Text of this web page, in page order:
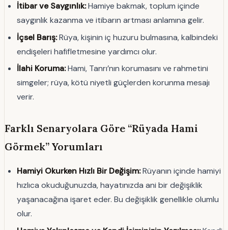
İtibar ve Saygınlık:Hamiye bakmak, toplum içinde
saygınlık kazanma ve itibarın artması anlamına gelir.
İçsel Barış:Rüya, kişinin iç huzuru bulmasına, kalbindeki
endişeleri hafifletmesine yardımcı olur.
İlahi Koruma:Hami, Tanrı’nın korumasını ve rahmetini
simgeler; rüya, kötü niyetli güçlerden korunma mesajı
verir.
Farklı Senaryolara Göre “Rüyada Hami
Görmek” Yorumları
Hamiyi Okurken Hızlı Bir Değişim:Rüyanın içinde hamiyi
hızlıca okuduğunuzda, hayatınızda ani bir değişiklik
yaşanacağına işaret eder. Bu değişiklik genellikle olumlu
olur.